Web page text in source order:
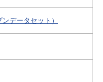
データセット）